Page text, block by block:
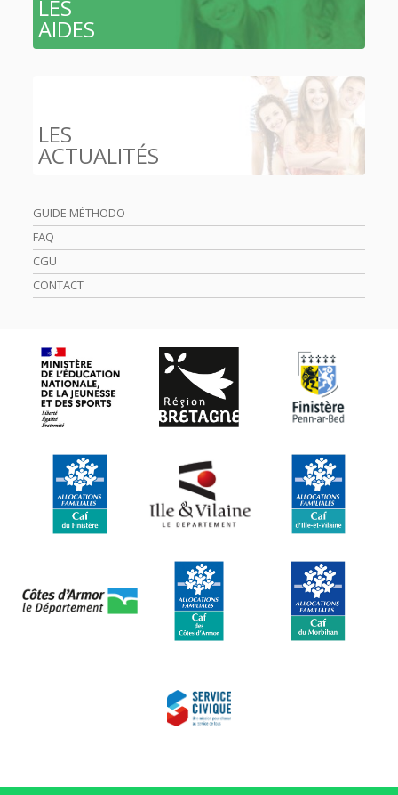
LES
AIDES
LES
ACTUALITÉS
GUIDE MÉTHODO
FAQ
CGU
CONTACT